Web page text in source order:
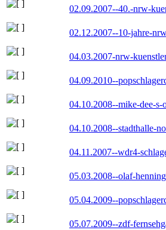
02.09.2007--40.-nrw-
02.12.2007--10-jahre-
04.03.2007-nrw-
04.09.2010--
04.10.2008--mike-dee-
04.10.2008--stadthalle-
04.11.2007--wdr4-
05.03.2008--olaf-
05.04.2009--
05.07.2009--zdf-